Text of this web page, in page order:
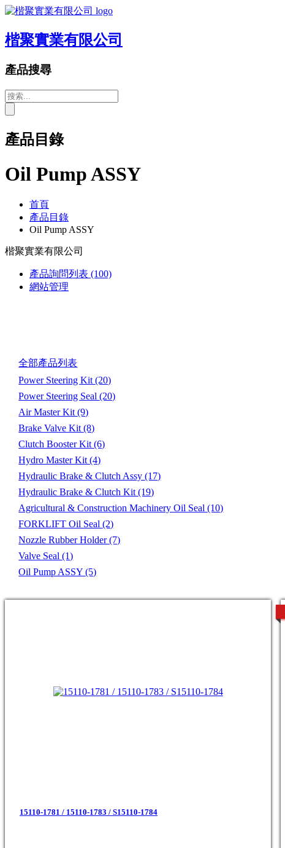
楷聚實業有限公司
產品搜尋
產品目錄
Oil Pump ASSY
首頁
產品目錄
Oil Pump ASSY
楷聚實業有限公司
產品詢問列表 (100)
網站管理
全部產品列表
Power Steering Kit(20)
Power Steering Seal(20)
Air Master Kit(9)
Brake Valve Kit(8)
Clutch Booster Kit(6)
Hydro Master Kit(4)
Hydraulic Brake & Clutch Assy(17)
Hydraulic Brake & Clutch Kit(19)
Agricultural & Construction Machinery Oil Seal(10)
FORKLIFT Oil Seal(2)
Nozzle Rubber Holder(7)
Valve Seal(1)
Oil Pump ASSY(5)
15110-1781 / 15110-1783 / S15110-1784